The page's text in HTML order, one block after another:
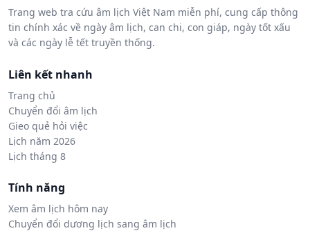
Trang web tra cứu âm lịch Việt Nam miễn phí, cung cấp thông
tin chính xác về ngày âm lịch, can chi, con giáp, ngày tốt xấu
và các ngày lễ tết truyền thống.
Liên kết nhanh
Trang chủ
Chuyển đổi âm lịch
Gieo quẻ hỏi việc
Lịch năm 2026
Lịch tháng 8
Tính năng
Xem âm lịch hôm nay
Chuyển đổi dương lịch sang âm lịch